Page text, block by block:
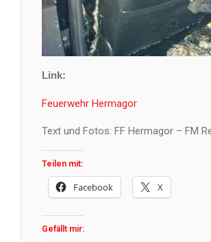
Link:
Feuerwehr Hermagor
Text und Fotos: FF Hermagor – FM
Teilen mit:
Facebook X
Gefällt mir: